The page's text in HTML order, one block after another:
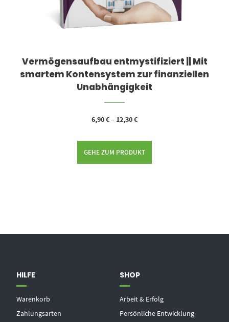
Vermögensaufbau entmystifiziert || Mit
smartem Kontensystem zur finanziellen
Unabhängigkeit
6,90€– 12,30€
GEHE ZUM PRODUKT
HILFE
Warenkorb
Zahlungsarten
SHOP
Arbeit & Erfolg
Persönliche Entwicklung